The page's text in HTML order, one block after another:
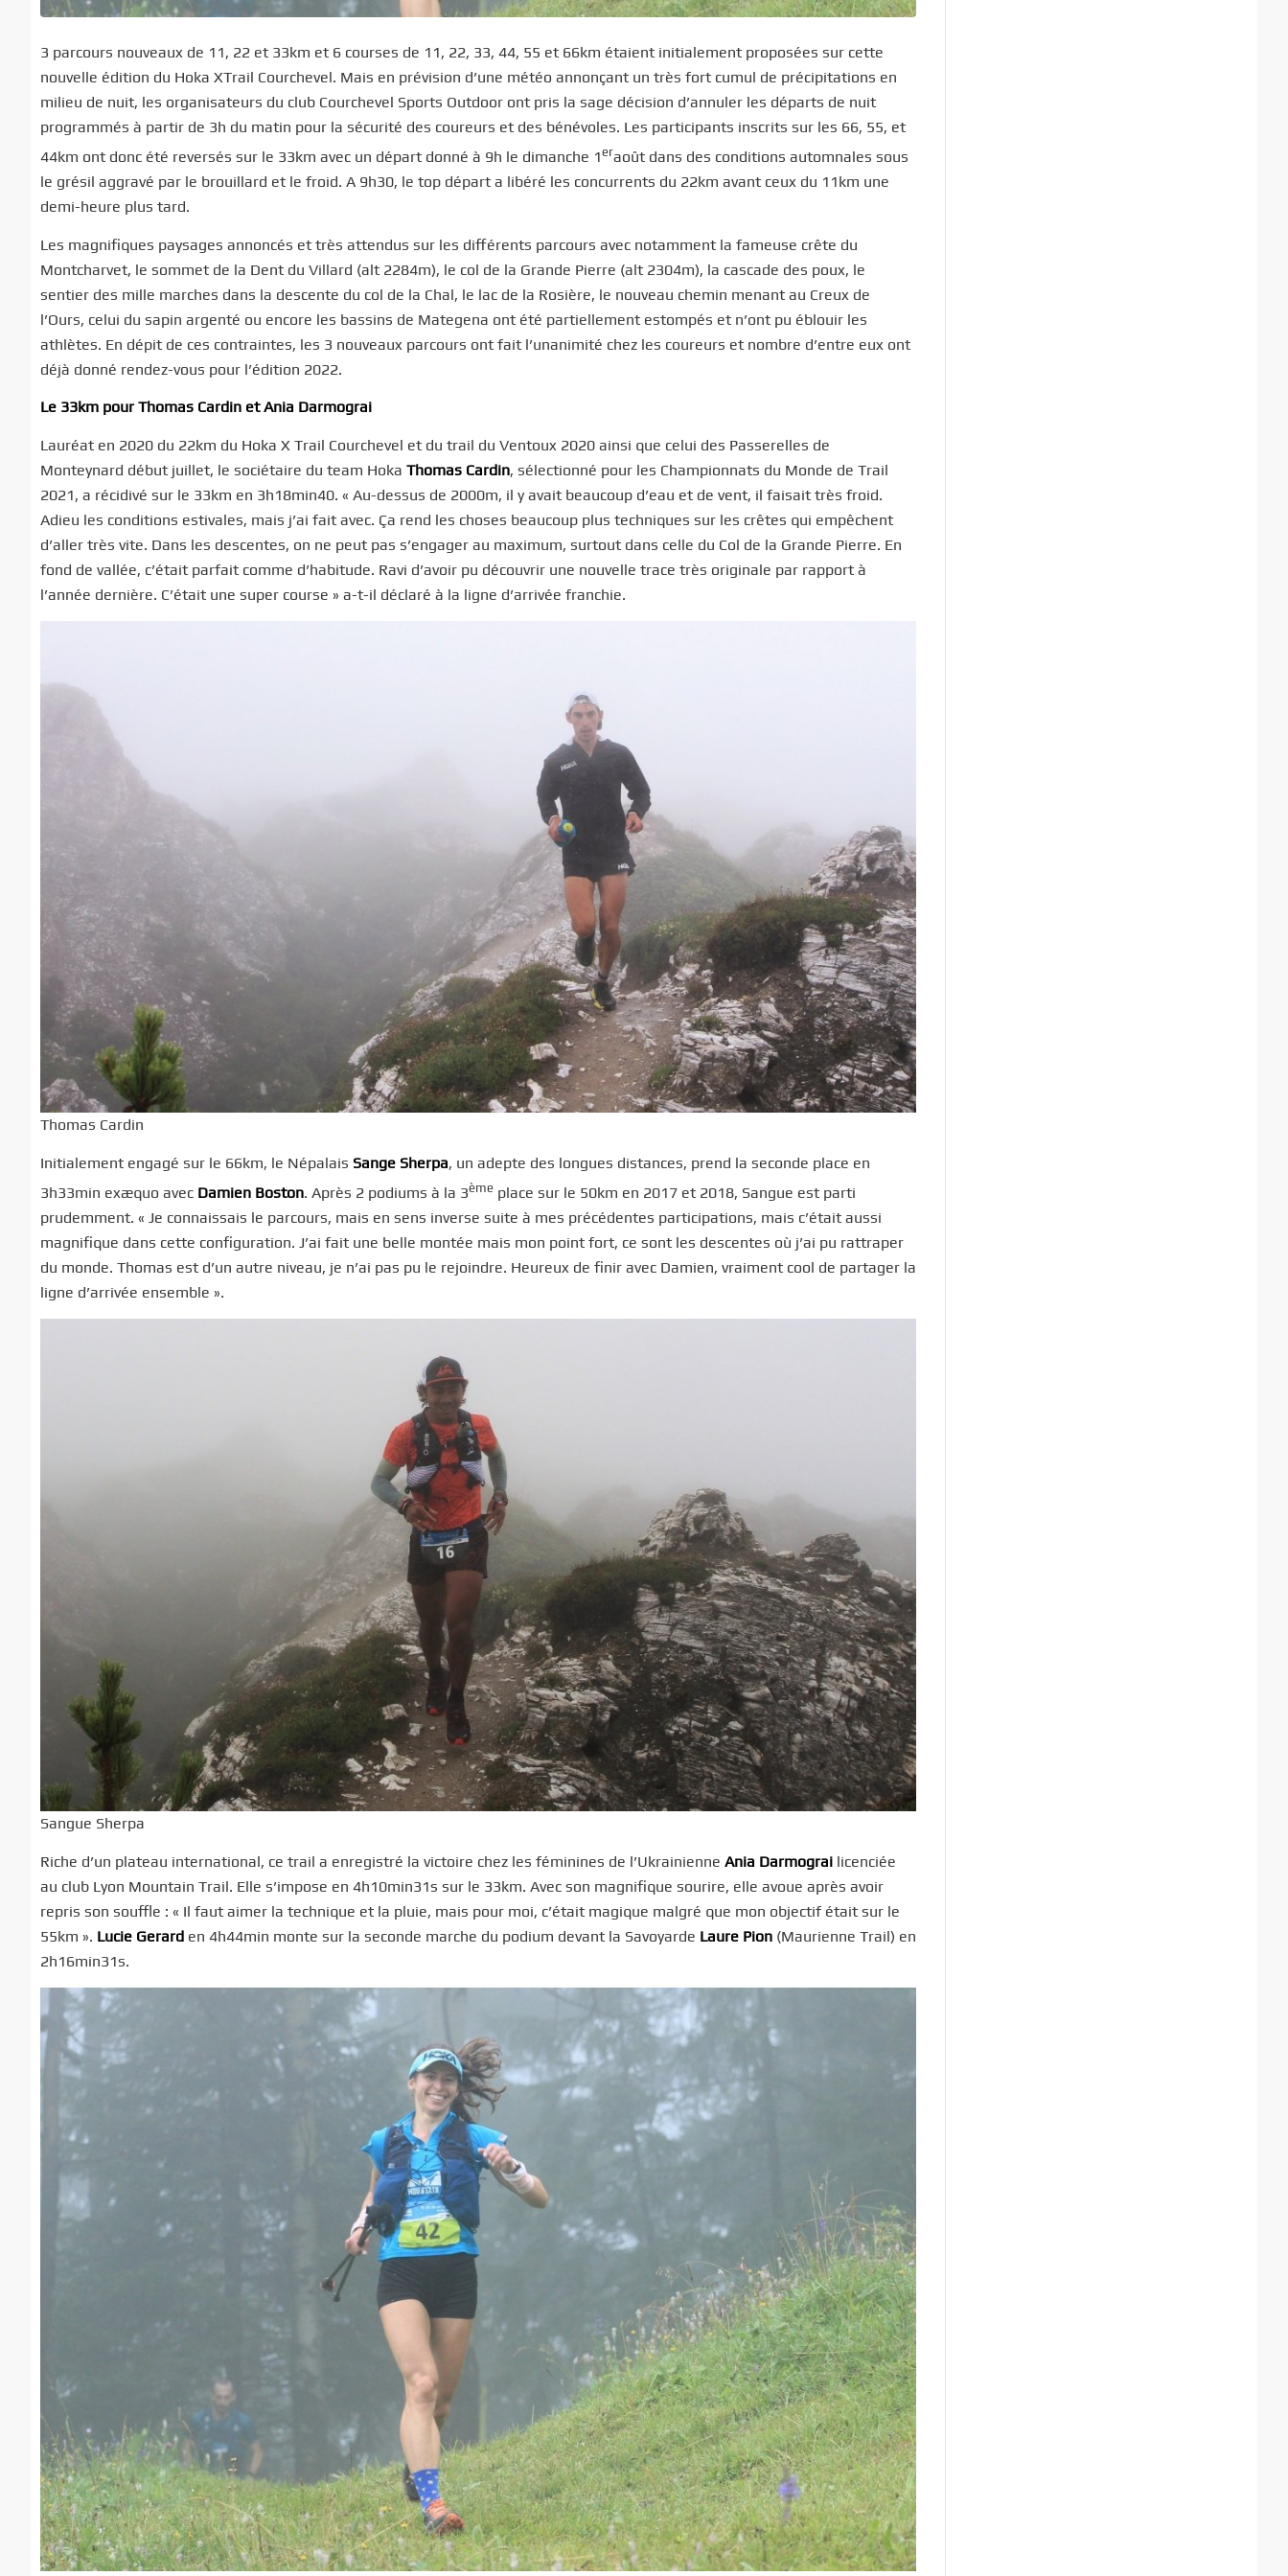
3 parcours nouveaux de 11, 22 et 33km et 6 courses de 11, 22, 33, 44, 55 et 66km étaient initialement proposées sur cette
nouvelle édition du Hoka XTrail Courchevel. Mais en prévision d’une météo annonçant un très fort cumul de précipitations en
milieu de nuit, les organisateurs du club Courchevel Sports Outdoor ont pris la sage décision d’annuler les départs de nuit
programmés à partir de 3h du matin pour la sécurité des coureurs et des bénévoles. Les participants inscrits sur les 66, 55, et
44km ont donc été reversés sur le 33km avec un départ donné à 9h le dimanche 1eraoût dans des conditions automnales sous
le grésil aggravé par le brouillard et le froid. A 9h30, le top départ a libéré les concurrents du 22km avant ceux du 11km une
demi-heure plus tard.
Les magnifiques paysages annoncés et très attendus sur les différents parcours avec notamment la fameuse crête du
Montcharvet, le sommet de la Dent du Villard (alt 2284m), le col de la Grande Pierre (alt 2304m), la cascade des poux, le
sentier des mille marches dans la descente du col de la Chal, le lac de la Rosière, le nouveau chemin menant au Creux de
l’Ours, celui du sapin argenté ou encore les bassins de Mategena ont été partiellement estompés et n’ont pu éblouir les
athlètes. En dépit de ces contraintes, les 3 nouveaux parcours ont fait l’unanimité chez les coureurs et nombre d’entre eux ont
déjà donné rendez-vous pour l’édition 2022.
Le 33km pour Thomas Cardin et Ania Darmograi
Lauréat en 2020 du 22km du Hoka X Trail Courchevel et du trail du Ventoux 2020 ainsi que celui des Passerelles de
Monteynard début juillet, le sociétaire du team Hoka Thomas Cardin, sélectionné pour les Championnats du Monde de Trail
2021, a récidivé sur le 33km en 3h18min40. « Au-dessus de 2000m, il y avait beaucoup d’eau et de vent, il faisait très froid.
Adieu les conditions estivales, mais j’ai fait avec. Ça rend les choses beaucoup plus techniques sur les crêtes qui empêchent
d’aller très vite. Dans les descentes, on ne peut pas s’engager au maximum, surtout dans celle du Col de la Grande Pierre. En
fond de vallée, c’était parfait comme d’habitude. Ravi d’avoir pu découvrir une nouvelle trace très originale par rapport à
l’année dernière. C’était une super course » a-t-il déclaré à la ligne d’arrivée franchie.
Thomas Cardin
Initialement engagé sur le 66km, le Népalais Sange Sherpa, un adepte des longues distances, prend la seconde place en
3h33min exæquo avec Damien Boston. Après 2 podiums à la 3ème place sur le 50km en 2017 et 2018, Sangue est parti
prudemment. « Je connaissais le parcours, mais en sens inverse suite à mes précédentes participations, mais c’était aussi
magnifique dans cette configuration. J’ai fait une belle montée mais mon point fort, ce sont les descentes où j’ai pu rattraper
du monde. Thomas est d’un autre niveau, je n’ai pas pu le rejoindre. Heureux de finir avec Damien, vraiment cool de partager la
ligne d’arrivée ensemble ».
Sangue Sherpa
Riche d’un plateau international, ce trail a enregistré la victoire chez les féminines de l’Ukrainienne Ania Darmograi licenciée
au club Lyon Mountain Trail. Elle s’impose en 4h10min31s sur le 33km. Avec son magnifique sourire, elle avoue après avoir
repris son souffle : « Il faut aimer la technique et la pluie, mais pour moi, c’était magique malgré que mon objectif était sur le
55km ». Lucie Gerard en 4h44min monte sur la seconde marche du podium devant la Savoyarde Laure Pion (Maurienne Trail) en
2h16min31s.